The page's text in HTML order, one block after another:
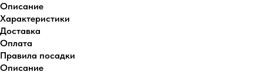
Описание
Характеристики
Доставка
Оплата
Правила посадки
Описание